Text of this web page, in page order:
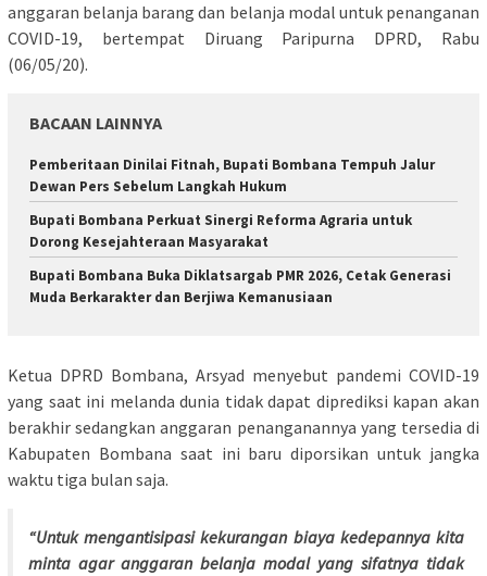
anggaran belanja barang dan belanja modal untuk penanganan
COVID-19, bertempat Diruang Paripurna DPRD, Rabu
(06/05/20).
BACAAN LAINNYA
Pemberitaan Dinilai Fitnah, Bupati Bombana Tempuh Jalur
Dewan Pers Sebelum Langkah Hukum
Bupati Bombana Perkuat Sinergi Reforma Agraria untuk
Dorong Kesejahteraan Masyarakat
Bupati Bombana Buka Diklatsargab PMR 2026, Cetak Generasi
Muda Berkarakter dan Berjiwa Kemanusiaan
Ketua DPRD Bombana, Arsyad menyebut pandemi COVID-19
yang saat ini melanda dunia tidak dapat diprediksi kapan akan
berakhir sedangkan anggaran penanganannya yang tersedia di
Kabupaten Bombana saat ini baru diporsikan untuk jangka
waktu tiga bulan saja.
“Untuk mengantisipasi kekurangan biaya kedepannya kita
minta agar anggaran belanja modal yang sifatnya tidak